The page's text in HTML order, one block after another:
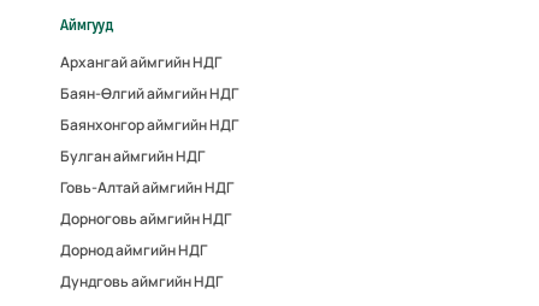
Аймгууд
Архангай аймгийн НДГ
Баян-Өлгий аймгийн НДГ
Баянхонгор аймгийн НДГ
Булган аймгийн НДГ
Говь-Алтай аймгийн НДГ
Дорноговь аймгийн НДГ
Дорнод аймгийн НДГ
Дундговь аймгийн НДГ